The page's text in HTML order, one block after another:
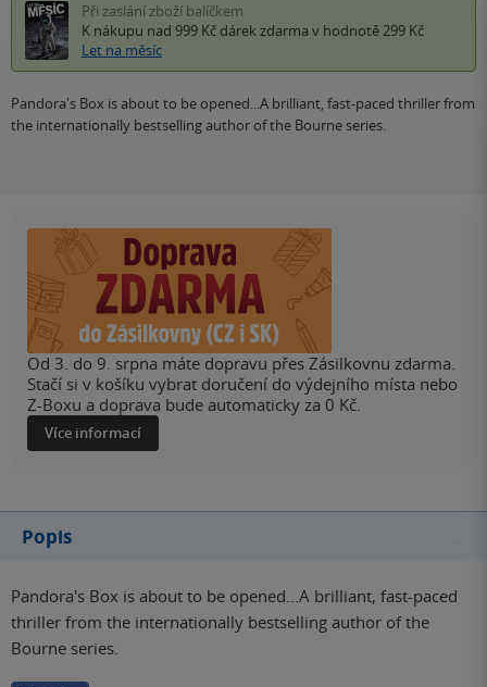
Při zaslání zboží balíčkem
K nákupu nad 999 Kč dárek zdarma v hodnotě 299 Kč
Let na měsíc
Pandora's Box is about to be opened...A brilliant, fast-paced thriller from
the internationally bestselling author of the Bourne series.
Od 3. do 9. srpna máte dopravu přes Zásilkovnu zdarma.
Stačí si v košíku vybrat doručení do výdejního místa nebo
Z-Boxu a doprava bude automaticky za 0 Kč.
Více informací
Popis
Pandora's Box is about to be opened...A brilliant, fast-paced
thriller from the internationally bestselling author of the
Bourne series.